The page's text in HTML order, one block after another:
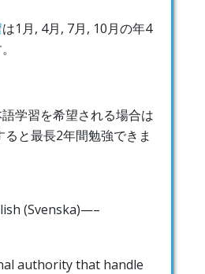
は1月, 4月, 7月, 10月の年4
学習を希望される場合は
ると最長2年間勉強できま
(Svenska)—–
authority that handle